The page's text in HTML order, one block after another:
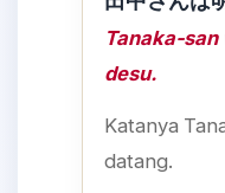
Tanaka-
desu.
Katanya
datang.